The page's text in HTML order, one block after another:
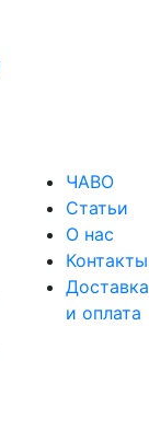
ЧАВО
Cтатьи
O нас
Контакты
Доставка
и оплата